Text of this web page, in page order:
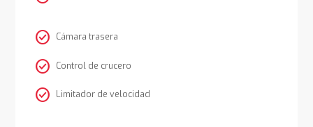
check_circle Cámara trasera
check_circle Control de crucero
check_circle Limitador de velocidad